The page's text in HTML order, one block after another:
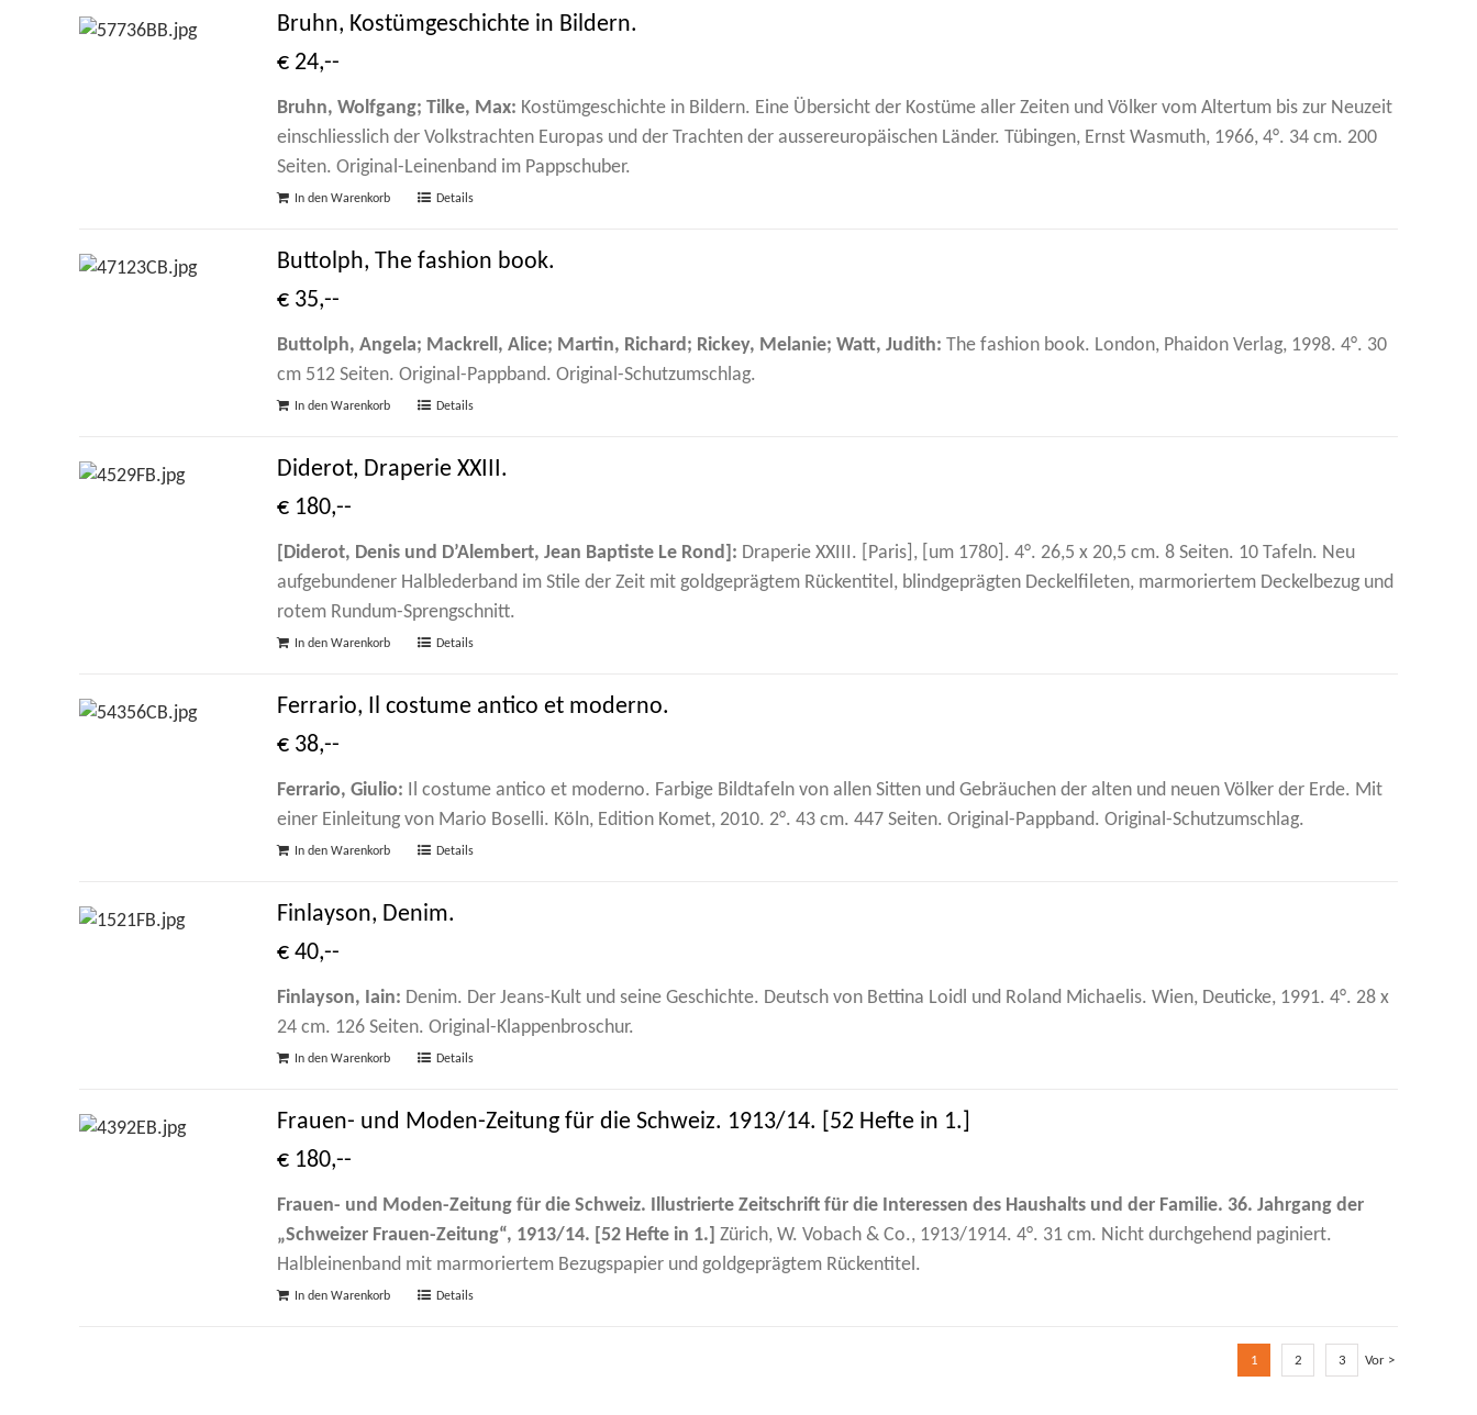
Bruhn, Kostümgeschichte in Bildern.
€ 24,--
Bruhn, Wolfgang; Tilke, Max: Kostümgeschichte in Bildern. Eine Übersicht der Kostüme aller Zeiten und Völker vom Altertum bis zur Neuzeit
einschliesslich der Volkstrachten Europas und der Trachten der aussereuropäischen Länder. Tübingen, Ernst Wasmuth, 1966, 4°. 34 cm. 200
Seiten. Original-Leinenband im Pappschuber.
In den Warenkorb Details
Buttolph, The fashion book.
€ 35,--
Buttolph, Angela; Mackrell, Alice; Martin, Richard; Rickey, Melanie; Watt, Judith: The fashion book. London, Phaidon Verlag, 1998. 4°. 30
cm 512 Seiten. Original-Pappband. Original-Schutzumschlag.
In den Warenkorb Details
Diderot, Draperie XXIII.
€ 180,--
[Diderot, Denis und D’Alembert, Jean Baptiste Le Rond]: Draperie XXIII. [Paris], [um 1780]. 4°. 26,5 x 20,5 cm. 8 Seiten. 10 Tafeln. Neu
aufgebundener Halblederband im Stile der Zeit mit goldgeprägtem Rückentitel, blindgeprägten Deckelfileten, marmoriertem Deckelbezug und
rotem Rundum-Sprengschnitt.
In den Warenkorb Details
Ferrario, Il costume antico et moderno.
€ 38,--
Ferrario, Giulio: Il costume antico et moderno. Farbige Bildtafeln von allen Sitten und Gebräuchen der alten und neuen Völker der Erde. Mit
einer Einleitung von Mario Boselli. Köln, Edition Komet, 2010. 2°. 43 cm. 447 Seiten. Original-Pappband. Original-Schutzumschlag.
In den Warenkorb Details
Finlayson, Denim.
€ 40,--
Finlayson, Iain: Denim. Der Jeans-Kult und seine Geschichte. Deutsch von Bettina Loidl und Roland Michaelis. Wien, Deuticke, 1991. 4°. 28 x
24 cm. 126 Seiten. Original-Klappenbroschur.
In den Warenkorb Details
Frauen- und Moden-Zeitung für die Schweiz. 1913/14. [52 Hefte in 1.]
€ 180,--
Frauen- und Moden-Zeitung für die Schweiz. Illustrierte Zeitschrift für die Interessen des Haushalts und der Familie. 36. Jahrgang der
„Schweizer Frauen-Zeitung“, 1913/14. [52 Hefte in 1.] Zürich, W. Vobach & Co., 1913/1914. 4°. 31 cm. Nicht durchgehend paginiert.
Halbleinenband mit marmoriertem Bezugspapier und goldgeprägtem Rückentitel.
In den Warenkorb Details
1 2 3 Vor >